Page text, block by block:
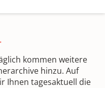
kommen weitere
hinzu. Auf
Ihnen tagesaktuell die